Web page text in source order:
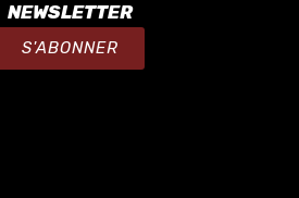
NEWSLETTER
S'ABONNER